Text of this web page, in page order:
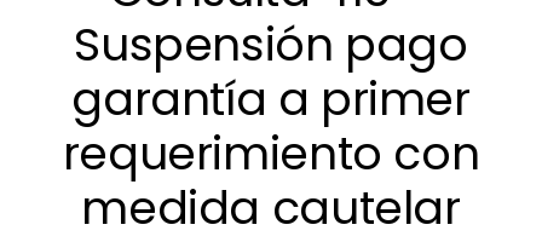
International
Chamber of
CommerceSuspensión pago
garantía a primer
requerimiento con
medida cautelar